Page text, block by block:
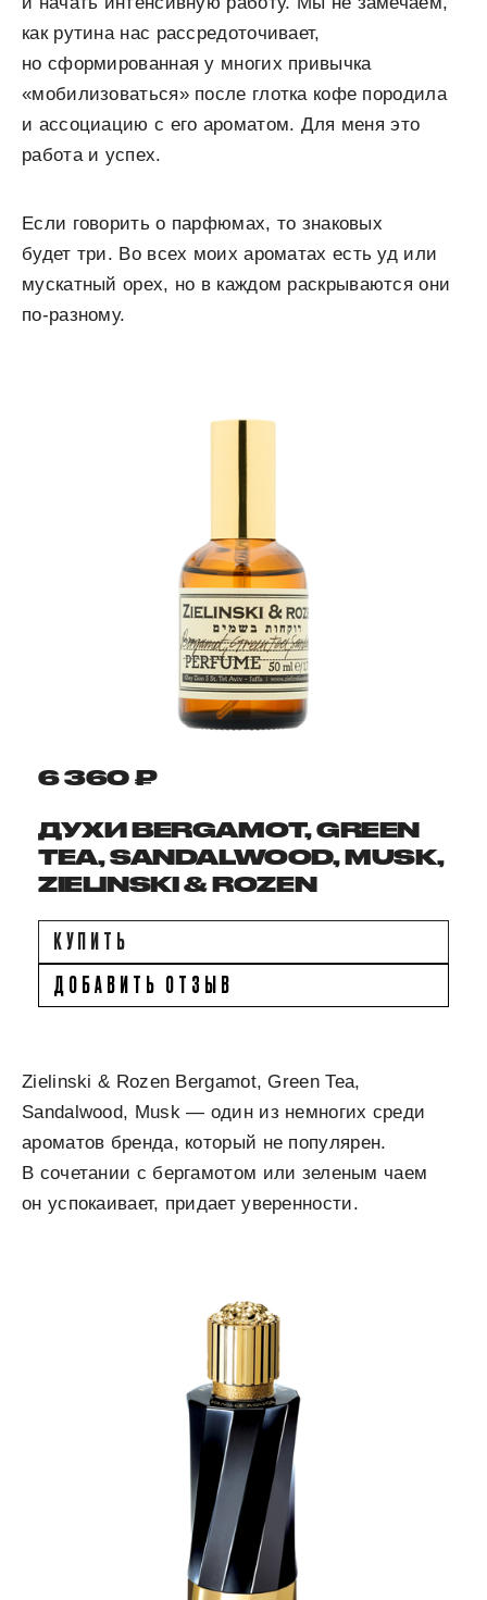
как рутина нас рассредоточивает,
но сформированная у многих привычка
«мобилизоваться» после глотка кофе породила
и ассоциацию c его ароматом. Для меня это
работа и успех.
Если говорить о парфюмах, то знаковых
будет три. Во всех моих ароматах есть уд или
мускатный орех, но в каждом раскрываются они
по-разному.
6 360 ₽
ДУХИ BERGAMOT, GREEN
TEA, SANDALWOOD, MUSK,
ZIELINSKI & ROZEN
КУПИТЬ
ДОБАВИТЬ ОТЗЫВ
Zielinski & Rozen Bergamot, Green Tea,
Sandalwood, Musk — один из немногих среди
ароматов бренда, который не популярен.
В сочетании с бергамотом или зеленым чаем
он успокаивает, придает уверенности.